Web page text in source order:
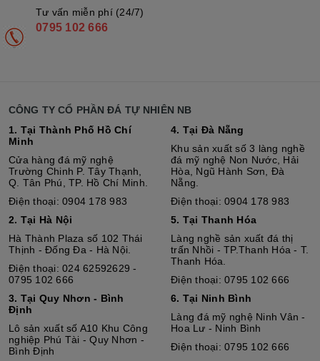
Tư vấn miễn phí (24/7)
0795 102 666
CÔNG TY CỔ PHẦN ĐÁ TỰ NHIÊN NB
1. Tại Thành Phố Hồ Chí
Minh
Cửa hàng đá mỹ nghệ
Trường Chinh P. Tây Thạnh,
Q. Tân Phú, TP. Hồ Chí Minh.
Điện thoại: 0904 178 983
2. Tại Hà Nội
Hà Thành Plaza số 102 Thái
Thịnh - Đống Đa - Hà Nội.
Điện thoại: 024 62592629 -
0795 102 666
3. Tại Quy Nhơn - Bình
Định
Lô sản xuất số A10 Khu Công
nghiệp Phú Tài - Quy Nhơn -
Bình Định
4. Tại Đà Nẵng
Khu sản xuất số 3 làng nghề
đá mỹ nghệ Non Nước, Hải
Hòa, Ngũ Hành Sơn, Đà
Nẵng.
Điện thoại: 0904 178 983
5. Tại Thanh Hóa
Làng nghề sản xuất đá thị
trấn Nhồi - TP.Thanh Hóa - T.
Thanh Hóa.
Điện thoại: 0795 102 666
6. Tại Ninh Bình
Làng đá mỹ nghệ Ninh Vân -
Hoa Lư - Ninh Bình
Điện thoại: 0795 102 666